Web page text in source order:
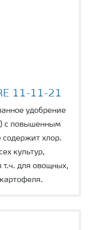
11-11-21
удобрение
с повышенным
хлор.
культур,
т.ч. для овощных,